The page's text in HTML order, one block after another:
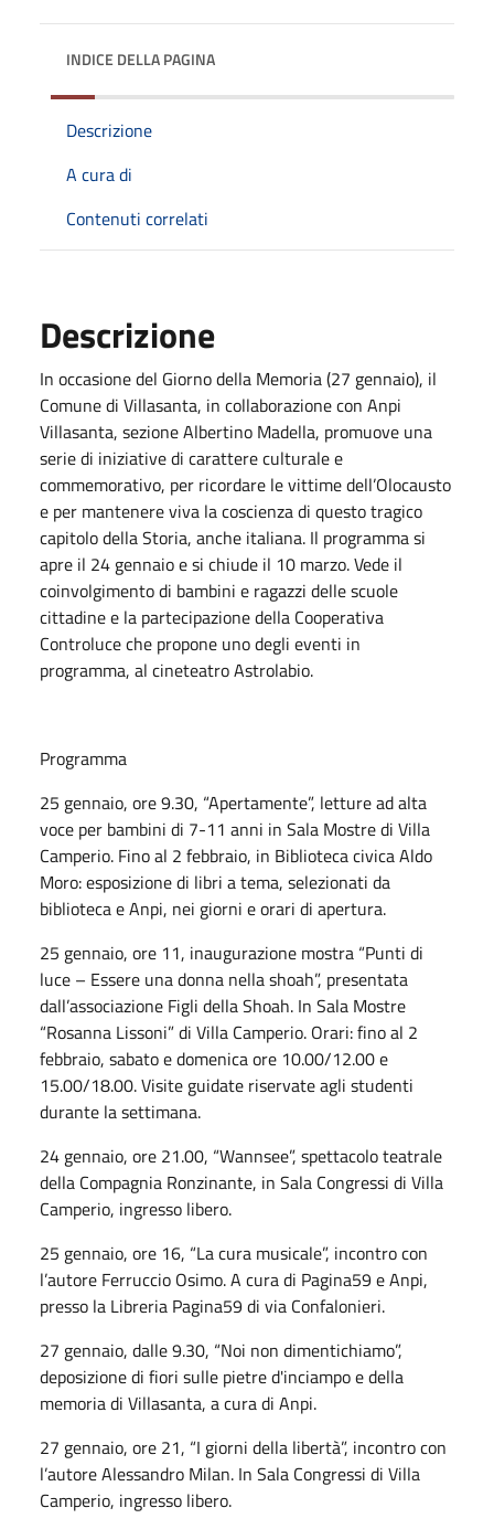
INDICE DELLA PAGINA
Descrizione
A cura di
Contenuti correlati
Descrizione
In occasione del Giorno della Memoria (27 gennaio), il
Comune di Villasanta, in collaborazione con Anpi
Villasanta, sezione Albertino Madella, promuove una
serie di iniziative di carattere culturale e
commemorativo, per ricordare le vittime dell’Olocausto
e per mantenere viva la coscienza di questo tragico
capitolo della Storia, anche italiana. Il programma si
apre il 24 gennaio e si chiude il 10 marzo. Vede il
coinvolgimento di bambini e ragazzi delle scuole
cittadine e la partecipazione della Cooperativa
Controluce che propone uno degli eventi in
programma, al cineteatro Astrolabio.
Programma
25 gennaio, ore 9.30, “Apertamente”, letture ad alta
voce per bambini di 7-11 anni in Sala Mostre di Villa
Camperio. Fino al 2 febbraio, in Biblioteca civica Aldo
Moro: esposizione di libri a tema, selezionati da
biblioteca e Anpi, nei giorni e orari di apertura.
25 gennaio, ore 11, inaugurazione mostra “Punti di
luce – Essere una donna nella shoah”, presentata
dall’associazione Figli della Shoah. In Sala Mostre
“Rosanna Lissoni” di Villa Camperio. Orari: fino al 2
febbraio, sabato e domenica ore 10.00/12.00 e
15.00/18.00. Visite guidate riservate agli studenti
durante la settimana.
24 gennaio, ore 21.00, “Wannsee”, spettacolo teatrale
della Compagnia Ronzinante, in Sala Congressi di Villa
Camperio, ingresso libero.
25 gennaio, ore 16, “La cura musicale”, incontro con
l’autore Ferruccio Osimo. A cura di Pagina59 e Anpi,
presso la Libreria Pagina59 di via Confalonieri.
27 gennaio, dalle 9.30, “Noi non dimentichiamo”,
deposizione di fiori sulle pietre d'inciampo e della
memoria di Villasanta, a cura di Anpi.
27 gennaio, ore 21, “I giorni della libertà”, incontro con
l’autore Alessandro Milan. In Sala Congressi di Villa
Camperio, ingresso libero.